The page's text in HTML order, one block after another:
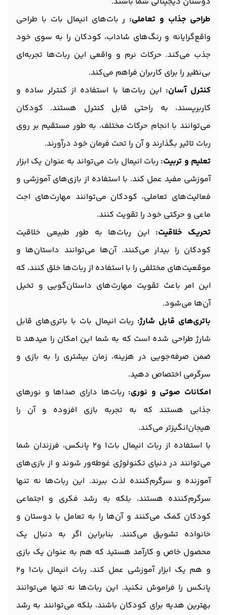
طراحی جذاب و تعاملی: ر بات‌های انیمال بات با طراحی
واقع‌گرایانه و رنگ‌های شاداب، کودکان را به سوی خود
جذب می‌کند. حرکات نرم و واقعی این ربات‌ها تجربه‌ای
بی‌نظیر را برای کاربران فراهم می‌کند.
کنترل آسان: این ربات‌ها با استفاده از کنترلر ساده و
کاربرپسند، به راحتی قابل کنترل هستند. کودکان
می‌توانند با انجام حرکات مختلف، به طور مستقیم بر روی
ربات تاثیر بگذارند و آن را تحت فرمان خود درآورند.
تعلیم و تربیت: ربات انیمال بات می‌تواند به عنوان یک ابزار
آموزشی مفید عمل کند. با استفاده از بازی‌های آموزشی و
فعالیت‌های تعاملی، کودکان می‌توانند مهارت‌های اجت
ماعی و حرکتی خود را تقویت کنند.
تحریک خلاقیت: این ربات‌ها به طور طبیعی خلاقیت
کودکان را بیدار می‌کنند. آن‌ها می‌توانند داستان‌ها و
موقعیت‌های مختلفی را با استفاده از ربات‌ها خلق کنند، که
این امر باعث تقویت مهارت‌های داستان‌گویی و تخیل
آن‌ها می‌شود.
باتری‌های قابل شارژ: ربات انیمال بات با باتری‌های قابل
شارژ طراحی شده است که به شما این امکان را میدهد تا
ضمن صرفه‌جویی در هزینه، زمان بیشتری را به بازی و
سرگرمی اختصاص دهید.
امکانات صوتی و نوری: ربات‌ها دارای صداها و نورهای
جذابی هستند که به تجربه بازی افزوده و آن را
هیجان‌انگیزتر می‌کند.
با استفاده از ربات انیمال بات1 و2 پانکس، فرزندان شما
می‌توانند در دنیای تکنولوژی غوطه‌ور شوند و از بازی‌های
آموزنده و سرگرم‌کننده لذت ببرند. این ربات‌ها نه تنها
سرگرم‌کننده هستند، بلکه به رشد فکری و اجتماعی
کودکان کمک می‌کنند و آن‌ها را به تعامل با دوستان و
خانواده تشویق می‌کنند. بنابراین اگر به دنبال یک
محصول خاص و کارآمد هستید که هم به عنوان یک بازی
و هم یک ابزار آموزشی عمل کند، ربات انیمال بات1 و2
پانکس را فراموش نکنید. این ربات‌ها نه تنها می‌توانند
بهترین هدیه برای کودکان باشند، بلکه می‌توانند به رشد